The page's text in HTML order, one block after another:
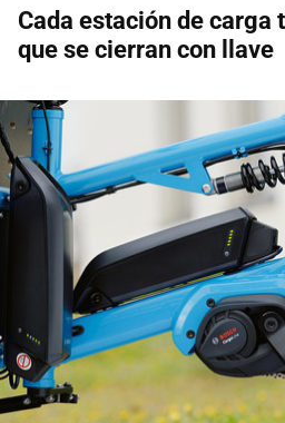
Cada estación de carga
que se cierran con llave